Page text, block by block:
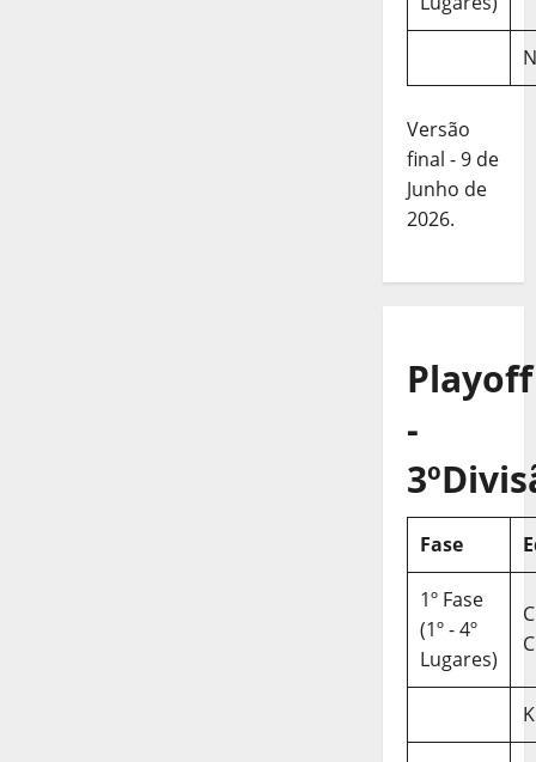
Versão
final - 9 de
Junho de
2026.
Playoff
-
Fase
1º Fase
(1º - 4º
Lugares)
C